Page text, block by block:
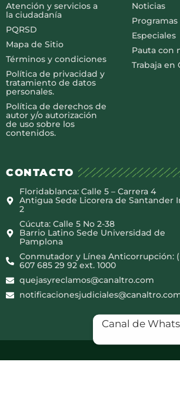
Atención y servicios a
la ciudadanía
PQRSD
Mapa de Sitio
Términos y condiciones
Política de privacidad y
tratamiento de datos
personales.
Política de derechos de
autor y/o autorización
de uso sobre los
contenidos.
Noticias
Programas
Especiales
Pauta con
Trabaja en
CONTACTO
Floridablanca: Calle 5 – Carrera 4
Antigua Sede Licorera de Santander
2
Cúcuta: Calle 5 No 2-38
Barrio Latino Sede Universidad de
Pamplona
Conmutador y Línea Anticorrupción:
607 685 29 92 ext. 1000
quejasyreclamos@canaltro.com
Canal de